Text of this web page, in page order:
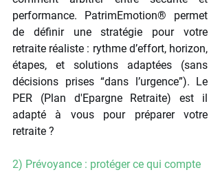
performance. PatrimEmotion® permet
de définir une stratégie pour votre
retraite réaliste : rythme d’effort, horizon,
étapes, et solutions adaptées (sans
décisions prises “dans l’urgence”). Le
PER (Plan d'Epargne Retraite) est il
adapté à vous pour préparer votre
retraite ?
2) Prévoyance : protéger ce qui compte